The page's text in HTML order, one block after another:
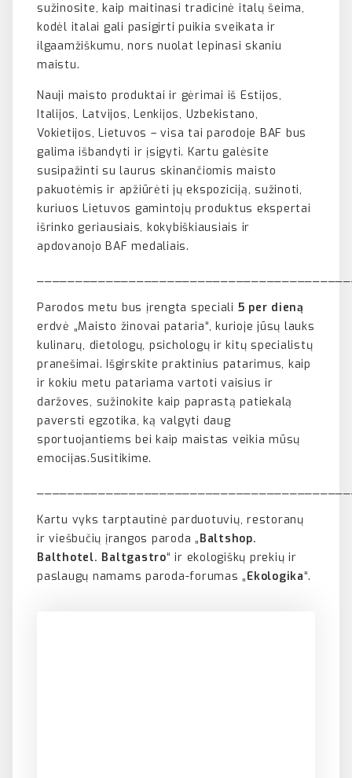
sužinosite, kaip maitinasi tradicinė italų šeima,
kodėl italai gali pasigirti puikia sveikata ir
ilgaamžiškumu, nors nuolat lepinasi skaniu
maistu.
Nauji maisto produktai ir gėrimai iš Estijos,
Italijos, Latvijos, Lenkijos, Uzbekistano,
Vokietijos, Lietuvos – visa tai parodoje BAF bus
galima išbandyti ir įsigyti. Kartu galėsite
susipažinti su laurus skinančiomis maisto
pakuotėmis ir apžiūrėti jų ekspoziciją, sužinoti,
kuriuos Lietuvos gamintojų produktus ekspertai
išrinko geriausiais, kokybiškiausiais ir
apdovanojo BAF medaliais.
Parodos metu bus įrengta speciali 5 per dieną
erdvė „Maisto žinovai pataria“, kurioje jūsų lauks
kulinarų, dietologų, psichologų ir kitų specialistų
pranešimai. Išgirskite praktinius patarimus, kaip
ir kokiu metu patariama vartoti vaisius ir
daržoves, sužinokite kaip paprastą patiekalą
paversti egzotika, ką valgyti daug
sportuojantiems bei kaip maistas veikia mūsų
emocijas.Susitikime.
Kartu vyks tarptautinė parduotuvių, restoranų
ir viešbučių įrangos paroda „Baltshop.
Balthotel. Baltgastro“ ir ekologiškų prekių ir
paslaugų namams paroda-forumas „Ekologika“.